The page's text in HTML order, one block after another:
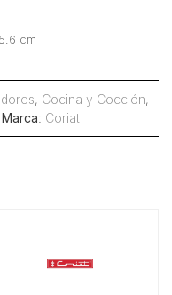
cm
, Cocina y Cocción,
Marca: Coriat